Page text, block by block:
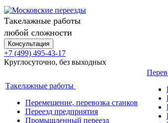
Такелажные работы
любой сложности
Консультация
+7 (499) 495-43-17
Круглосуточно, без выходных
Такелажные работы
Перемещение, перевозка станков
Переезд предприятия
Промышленный переезд